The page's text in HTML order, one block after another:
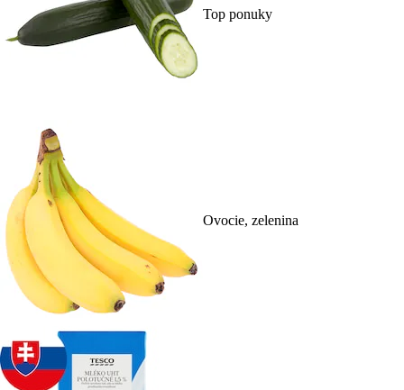
Top ponuky
Ovocie, zelenina